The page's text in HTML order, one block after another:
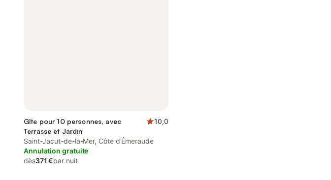
Gîte pour 10 personnes, avec
Terrasse et Jardin
10,0
Saint-Jacut-de-la-Mer, Côte d’Émeraude
Annulation gratuite
dès371 €par nuit